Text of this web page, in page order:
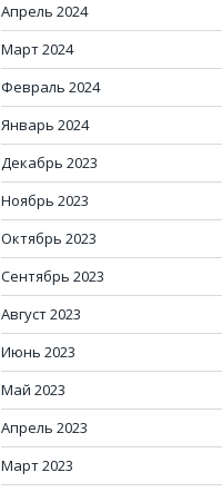
Апрель 2024
Март 2024
Февраль 2024
Январь 2024
Декабрь 2023
Ноябрь 2023
Октябрь 2023
Сентябрь 2023
Август 2023
Июнь 2023
Май 2023
Апрель 2023
Март 2023